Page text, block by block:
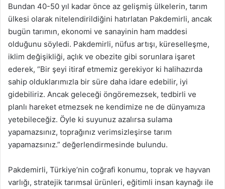
Bundan 40-50 yıl kadar önce az gelişmiş ülkelerin, tarım
ülkesi olarak nitelendirildiğini hatırlatan Pakdemirli, ancak
bugün tarımın, ekonomi ve sanayinin ham maddesi
olduğunu söyledi. Pakdemirli, nüfus artışı, küreselleşme,
iklim değişikliği, açlık ve obezite gibi sorunlara işaret
ederek, “Bir şeyi itiraf etmemiz gerekiyor ki halihazırda
sahip olduklarımızla bir süre daha idare edebilir, iyi
gidebiliriz. Ancak geleceği öngöremezsek, tedbirli ve
planlı hareket etmezsek ne kendimize ne de dünyamıza
yetebileceğiz. Öyle ki suyunuz azalırsa sulama
yapamazsınız, toprağınız verimsizleşirse tarım
yapamazsınız.” değerlendirmesinde bulundu.
Pakdemirli, Türkiye’nin coğrafi konumu, toprak ve hayvan
varlığı, stratejik tarımsal ürünleri, eğitimli insan kaynağı ile